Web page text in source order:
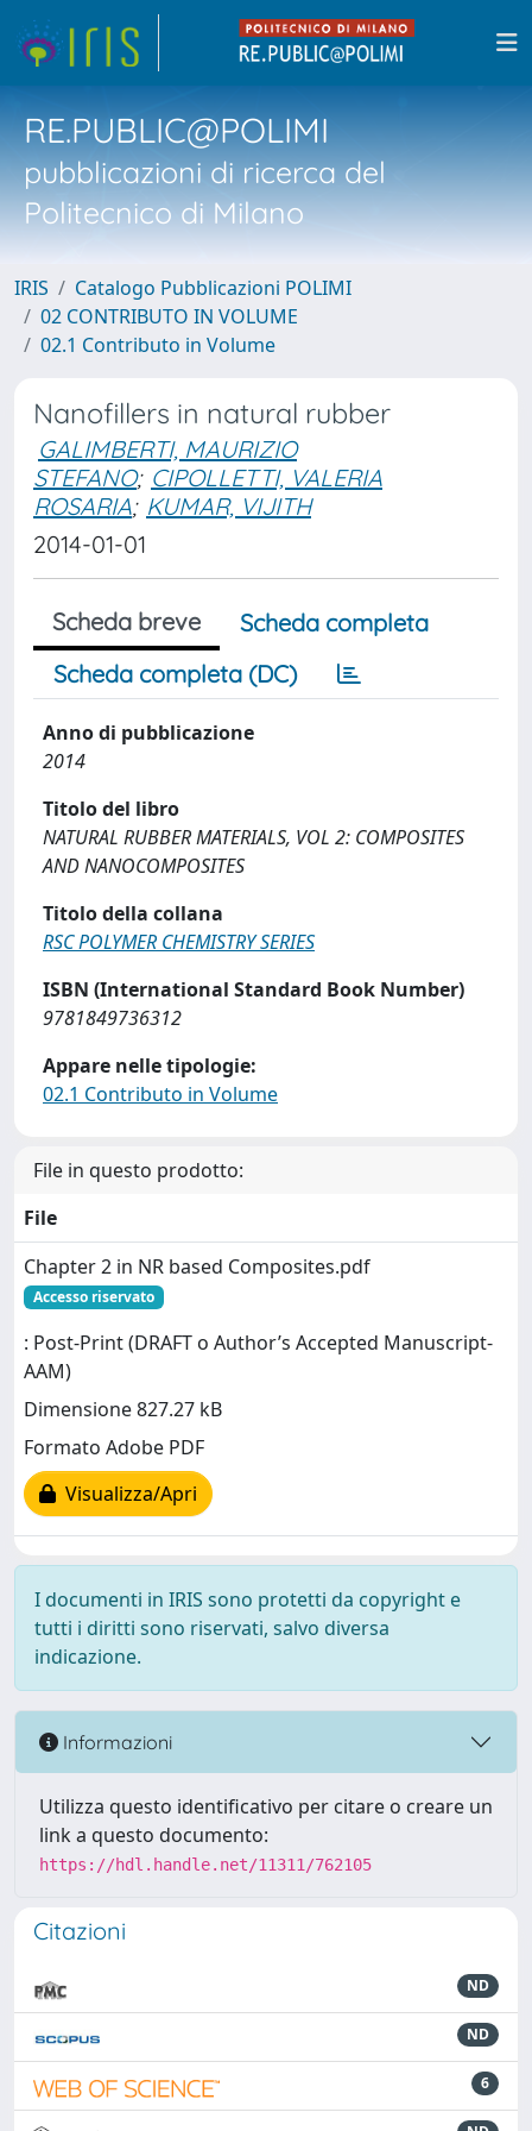
RE.PUBLIC@POLIMI
pubblicazioni di ricerca del
Politecnico di Milano
IRIS
Catalogo Pubblicazioni POLIMI
02 CONTRIBUTO IN VOLUME
02.1 Contributo in Volume
Nanofillers in natural rubber
GALIMBERTI, MAURIZIO
STEFANO; CIPOLLETTI, VALERIA
ROSARIA; KUMAR, VIJITH
2014-01-01
Scheda breve
Scheda completa
Scheda completa (DC)
Anno di pubblicazione
2014
Titolo del libro
NATURAL RUBBER MATERIALS, VOL 2: COMPOSITES
AND NANOCOMPOSITES
Titolo della collana
RSC POLYMER CHEMISTRY SERIES
ISBN (International Standard Book Number)
9781849736312
Appare nelle tipologie:
02.1 Contributo in Volume
File in questo prodotto:
File
Chapter 2 in NR based Composites.pdf
Accesso riservato
: Post-Print (DRAFT o Author’s Accepted Manuscript-
AAM)
Dimensione 827.27 kB
Formato Adobe PDF
Visualizza/Apri
I documenti in IRIS sono protetti da copyright e
tutti i diritti sono riservati, salvo diversa
indicazione.
Informazioni
Utilizza questo identificativo per citare o creare un
link a questo documento:
https://hdl.handle.net/11311/762105
Citazioni
ND
ND
6